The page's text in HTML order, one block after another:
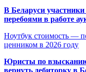
В Беларуси
перебоями в работе
Ноутбук стоимость —
ценником в 2026 году
Юристы по
вернуть дебиторку в